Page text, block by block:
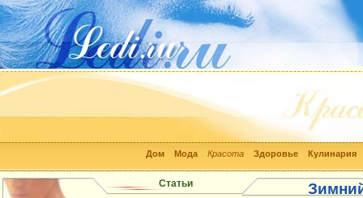
Дом Мода Красота Здоровье Кулинария
Статьи